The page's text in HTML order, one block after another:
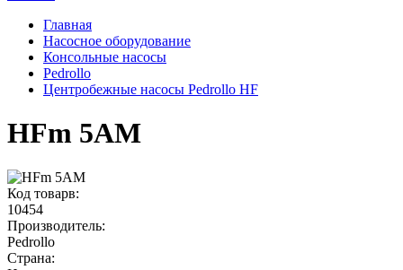
Главная
Насосное оборудование
Консольные насосы
Pedrollo
Центробежные насосы Pedrollo HF
HFm 5AM
Код товарв:
10454
Производитель:
Pedrollo
Страна: